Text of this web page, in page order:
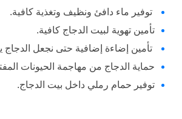
توفير ماء دافئ ونظيف وتغذية كافية.
تأمين تهوية لبيت الدجاج كافية.
تأمين إضاءة إضافية حتى نجعل الدجاج
حماية الدجاج من مهاجمة الحيونات
توفير حمام رملي داخل بيت الدجاج.